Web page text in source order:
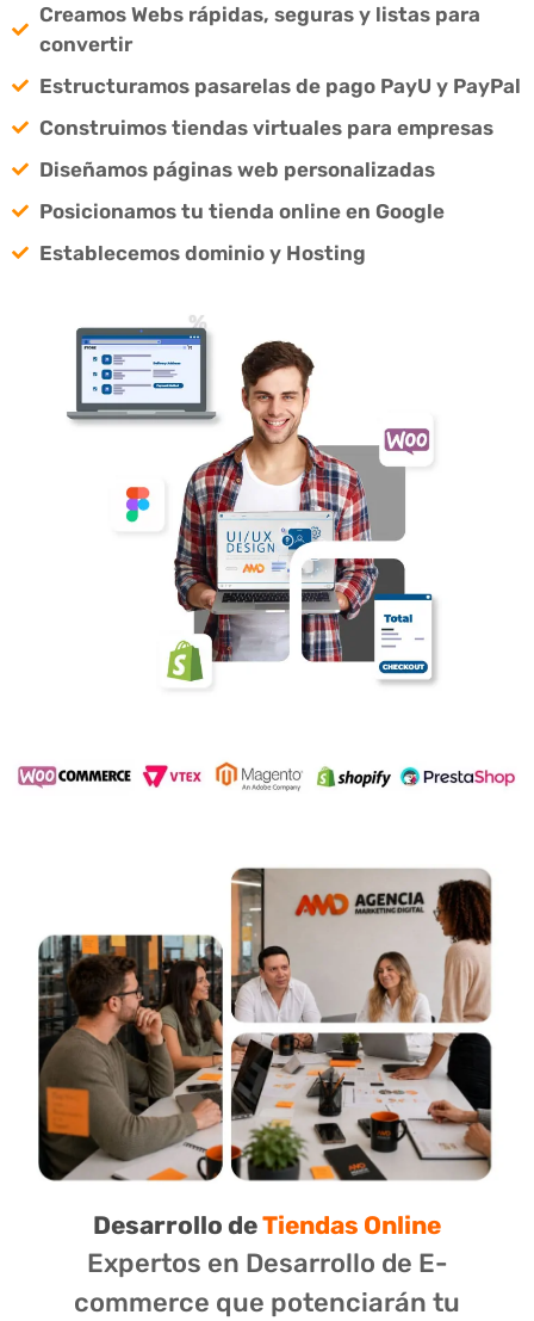
Creamos Webs rápidas, seguras y listas para
convertir
Estructuramos pasarelas de pago PayU y PayPal
Construimos tiendas virtuales para empresas
Diseñamos páginas web personalizadas
Posicionamos tu tienda online en Google
Establecemos dominio y Hosting
Desarrollo deTiendas Online
Expertos en Desarrollo de E-
commerce que potenciarán tu